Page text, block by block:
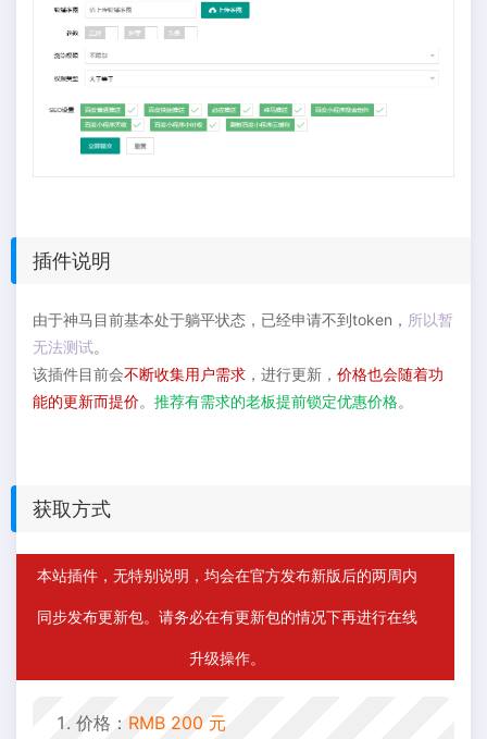
插件说明
由于神马目前基本处于躺平状态，已经申请不到token， 所以暂
无法测试。
该插件目前会不断收集用户需求 ，进行更新， 价格也会随着功
能的更新而提价。 推荐有需求的老板提前锁定优惠价格。
获取方式
本站插件，无特别说明，均会在官方发布新版后的两周内
同步发布更新包。请务必在有更新包的情况下再进行在线
升级操作。
价格： RMB 200 元